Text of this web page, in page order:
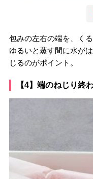
包みの左右の端を、く
ゆるいと蒸す間に水が
じるのがポイント。
【4】端のねじり終